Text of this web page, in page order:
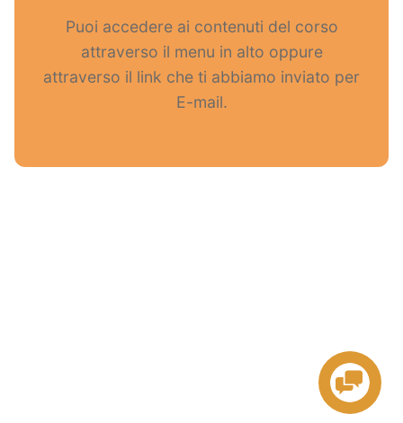
Puoi accedere ai contenuti del corso
attraverso il menu in alto oppure
attraverso il link che ti abbiamo inviato per
E-mail.